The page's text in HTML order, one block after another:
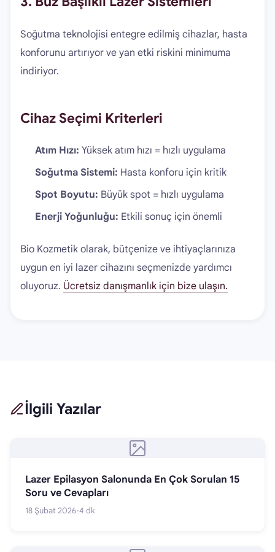
Soğutma teknolojisi entegre edilmiş cihazlar, hasta
konforunu artırıyor ve yan etki riskini minimuma
indiriyor.
Cihaz Seçimi Kriterleri
Atım Hızı: Yüksek atım hızı = hızlı uygulama
Soğutma Sistemi: Hasta konforu için kritik
Spot Boyutu: Büyük spot = hızlı uygulama
Enerji Yoğunluğu: Etkili sonuç için önemli
Bio Kozmetik olarak, bütçenize ve ihtiyaçlarınıza
uygun en iyi lazer cihazını seçmenizde yardımcı
oluyoruz. Ücretsiz danışmanlık için bize ulaşın.
İlgili Yazılar
Lazer Epilasyon Salonunda En Çok Sorulan 15
Soru ve Cevapları
18 Şubat 2026•4 dk